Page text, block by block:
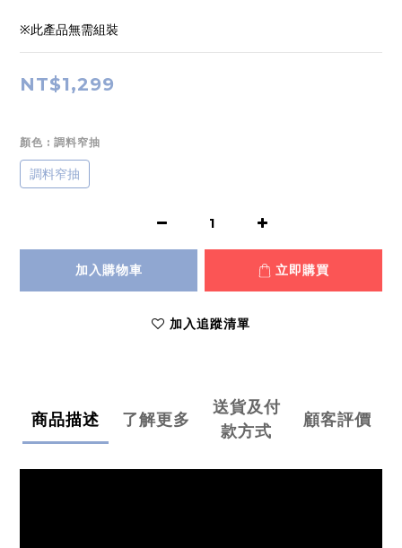
※此產品無需組裝
NT$1,299
顏色 : 調料窄抽
調料窄抽
加入購物車 立即購買
加入追蹤清單
商品描述 了解更多
送貨及付
款方式
顧客評價